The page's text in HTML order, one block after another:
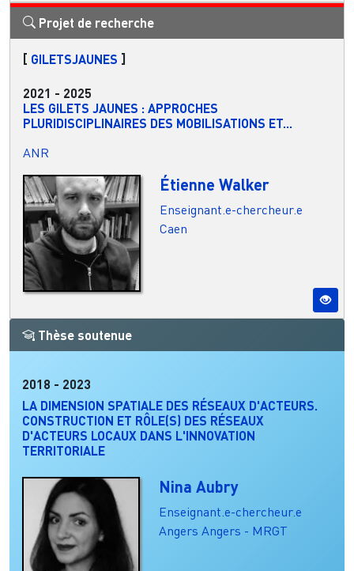
Projet de recherche
[ GILETSJAUNES ]
2021 - 2025
LES GILETS JAUNES : APPROCHES
PLURIDISCIPLINAIRES DES MOBILISATIONS ET...
ANR
Étienne Walker
Enseignant.e-chercheur.e
Caen
Thèse soutenue
2018 - 2023
LA DIMENSION SPATIALE DES RÉSEAUX D'ACTEURS.
CONSTRUCTION ET RÔLE(S) DES RÉSEAUX
D'ACTEURS LOCAUX DANS L'INNOVATION
TERRITORIALE
Nina Aubry
Enseignant.e-chercheur.e
Angers Angers - MRGT